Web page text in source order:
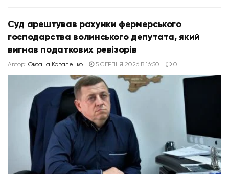
Суд арештував рахунки фермерського
господарства волинського депутата, який
вигнав податкових ревізорів
Автор: Оксана Коваленко 5 СЕРПНЯ 2026 В 16:50 0